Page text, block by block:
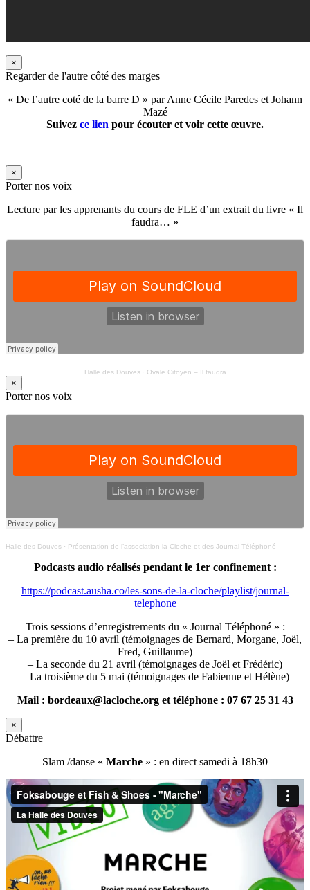
×
Regarder de l'autre côté des marges
« De l’autre coté de la barre D » par Anne Cécile Paredes et Johann
Mazé
Suivez ce lien pour écouter et voir cette œuvre.
×
Porter nos voix
Lecture par les apprenants du cours de FLE d’un extrait du livre « Il
faudra… »
Halle des Douves· Ovale Citoyen – Il faudra
×
Porter nos voix
Halle des Douves · Présentation de l’association la Cloche et des Journal Téléphoné
Podcasts audio réalisés pendant le 1er confinement :
https://podcast.ausha.co/les-sons-de-la-cloche/playlist/journal-
telephone
Trois sessions d’enregistrements du « Journal Téléphoné » :
– La première du 10 avril (témoignages de Bernard, Morgane, Joël,
Fred, Guillaume)
– La seconde du 21 avril (témoignages de Joël et Frédéric)
– La troisième du 5 mai (témoignages de Fabienne et Hélène)
Mail : bordeaux@lacloche.org et téléphone : 07 67 25 31 43
×
Débattre
Slam /danse « Marche » : en direct samedi à 18h30